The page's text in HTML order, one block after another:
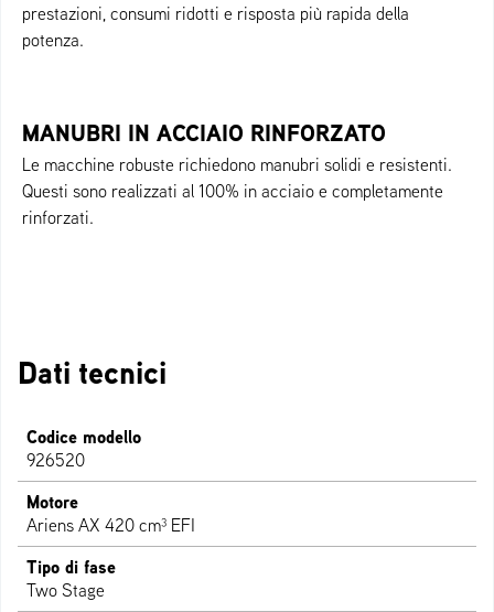
prestazioni, consumi ridotti e risposta più rapida della
potenza.
MANUBRI IN ACCIAIO RINFORZATO
Le macchine robuste richiedono manubri solidi e resistenti.
Questi sono realizzati al 100% in acciaio e completamente
rinforzati.
Dati tecnici
Codice modello
926520
Motore
Ariens AX 420 cm³ EFI
Tipo di fase
Two Stage